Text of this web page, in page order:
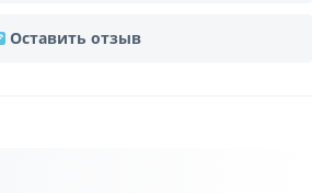
Оставить отзыв